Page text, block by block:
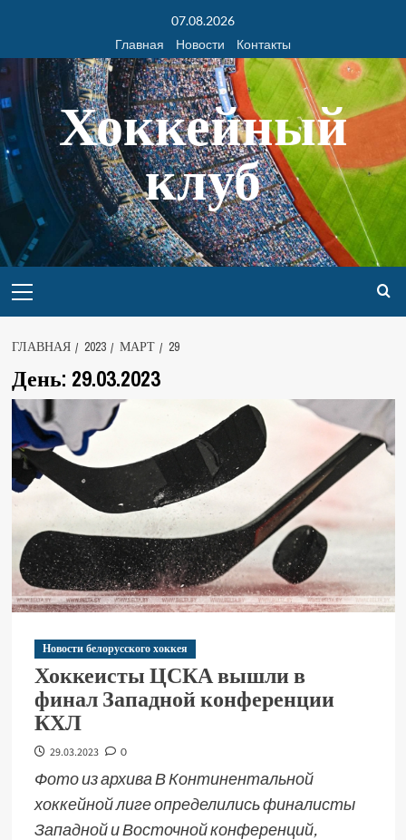
07.08.2026
Главная
Новости Контакты
Хоккейный
клуб
ГЛАВНАЯ 2023 МАРТ 29
День: 29.03.2023
Новости белорусского хоккея
Хоккеисты ЦСКА вышли в
финал Западной конференции
КХЛ
29.03.2023 0
Фото из архива В Континентальной
хоккейной лиге определились финалисты
Западной и Восточной конференций,